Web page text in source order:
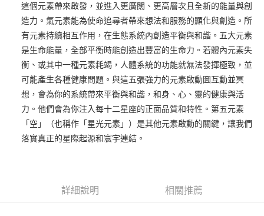
悠遊付
ATM付款
運送方式
每筆NT$80，滿NT$3,000(含以上)免運費
7-11取貨付款
每筆NT$80，滿NT$3,000(含以上)免運費
這個元素帶來啟發，並進入更廣闊、更高層次且全新的能量與創
造力。氣元素能為使命追尋者帶來想法和服務的顯化與創造。所
有元素持續相互作用，在生態系統內創造平衡與和諧。五大元素
是生命能量，全部平衡時能創造出豐富的生命力。若體內元素失
衡、或其中一種元素耗竭，人體系統的功能就無法發揮極致，並
可能產生各種健康問題。與這五張強力的元素啟動圖互動並冥
想，會為你的系統帶來平衡與和諧，和身、心、靈的健康與活
力。他們會為你注入每十二星座的正面品質和特性。第五元素
「空」（也稱作「星光元素」）是其他元素啟動的關鍵，讓我們
落實真正的星際起源和寰宇連結。
詳細說明 相關推薦